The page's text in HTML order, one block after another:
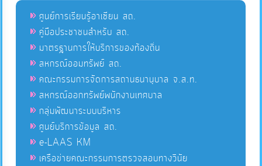
ศูนย์การเรียนรู้อาเซียน สถ.
คู่มือประชาชนสำหรับ สถ.
มาตรฐานการให้บริการของท้องถิ่น
สหกรณ์ออมทรัพย์ สถ.
คณะกรรมการจัดการสถานธนานุบาล จ.ส.ท.
สหกรณ์ออกทรัพย์พนักงานเทศบาล
กลุ่มพัฒนาระบบบริหาร
ศูนย์บริการข้อมูล สถ.
e-LAAS KM
เครือข่ายคณะกรรมการตรวจสอบทางวินัย